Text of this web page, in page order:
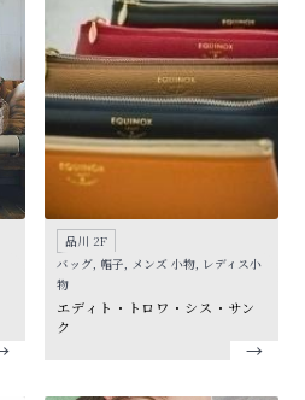
品川 2F
バッグ, 帽子, メンズ 小物, レディス小
物
エディト・トロワ・シス・サン
ク